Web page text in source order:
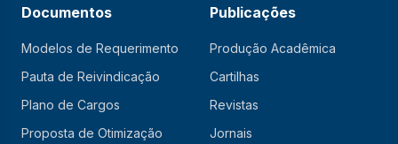
Documentos
Modelos de Requerimento
Pauta de Reivindicação
Plano de Cargos
Proposta de Otimização
Publicações
Produção Acadêmica
Cartilhas
Revistas
Jornais